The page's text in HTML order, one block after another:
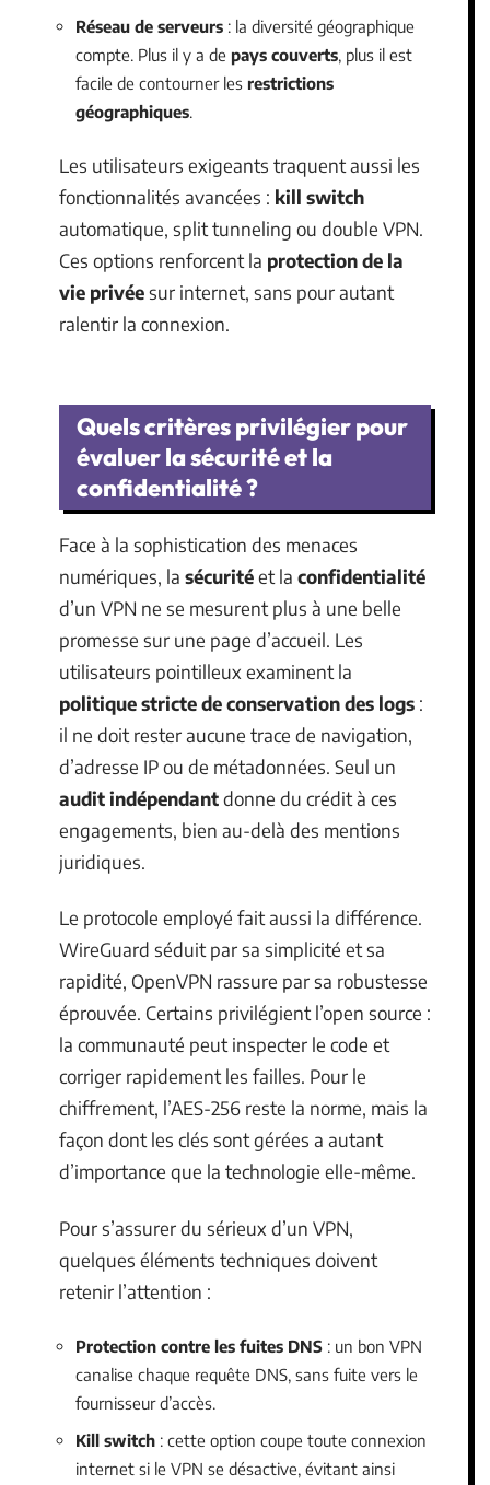
Réseau de serveurs : la diversité géographique
compte. Plus il y a de pays couverts , plus il est
facile de contourner les restrictions
géographiques
Les utilisateurs exigeants traquent aussi les
fonctionnalités avancées : kill switch
automatique, split tunneling ou double VPN.
Ces options renforcent la protection de la
vie privéesur internet, sans pour autant
ralentir la connexion.
Quels critères privilégier pour
évaluer la sécurité et la
confidentialité ?
Face à la sophistication des menaces
numériques, la sécuritéet la confidentialité
d’un VPN ne se mesurent plus à une belle
promesse sur une page d’accueil. Les
utilisateurs pointilleux examinent la
politique stricte de conservation des logs :
il ne doit rester aucune trace de navigation,
d’adresse IP ou de métadonnées. Seul un
audit indépendantdonne du crédit à ces
engagements, bien au-delà des mentions
juridiques.
Le protocole employé fait aussi la différence.
WireGuard séduit par sa simplicité et sa
rapidité, OpenVPN rassure par sa robustesse
éprouvée. Certains privilégient l’open source :
la communauté peut inspecter le code et
corriger rapidement les failles. Pour le
chiffrement, l’AES-256 reste la norme, mais la
façon dont les clés sont gérées a autant
d’importance que la technologie elle-même.
Pour s’assurer du sérieux d’un VPN,
quelques éléments techniques doivent
retenir l’attention :
Protection contre les fuites DNS : un bon VPN
canalise chaque requête DNS, sans fuite vers le
fournisseur d’accès.
Kill switch : cette option coupe toute connexion
internet si le VPN se désactive, évitant ainsi